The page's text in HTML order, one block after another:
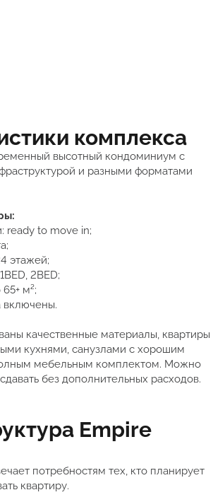
комплекса
высотный кондоминиум с
и разными форматами
ready to move in;
этажей;
2BED;
м²;
включены.
качественные материалы, квартиры
кухнями, санузлами с хорошим
мебельным комплектом. Можно
без дополнительных расходов.
Empire
потребностям тех, кто планирует
квартиру.